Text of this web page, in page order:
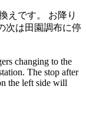
えです。
お降り
次は田園調布に停
changing to the
The stop after
the left side will